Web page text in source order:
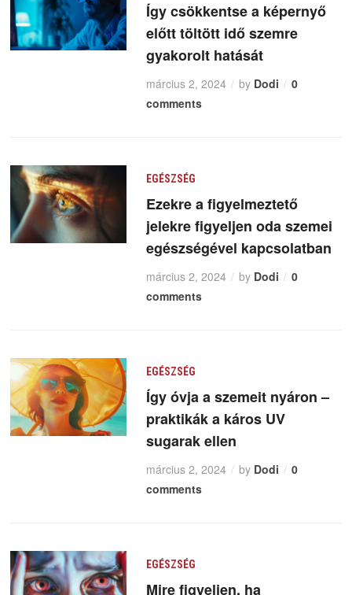
Így csökkentse a képernyő
előtt töltött idő szemre
gyakorolt hatását
március 2, 2024 by Dodi
0
comments
EGÉSZSÉG
Ezekre a figyelmeztető
jelekre figyeljen oda szemei
egészségével kapcsolatban
március 2, 2024 by Dodi
0
comments
EGÉSZSÉG
Így óvja a szemeit nyáron –
praktikák a káros UV
sugarak ellen
március 2, 2024 by Dodi
0
comments
EGÉSZSÉG
Mire figyeljen, ha